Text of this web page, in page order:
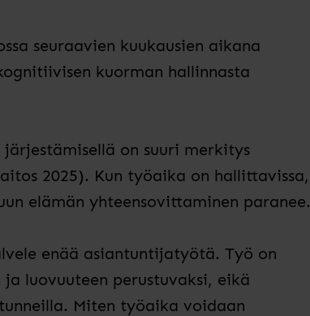
seuraavien kuukausien aikana
kuorman hallinnasta
on suuri merkitys
2025). Kun työaika on hallittavissa,
elämän yhteensovittaminen paranee.
enää asiantuntijatyötä. Työ on
luovuuteen perustuvaksi, eikä
Miten työaika voidaan